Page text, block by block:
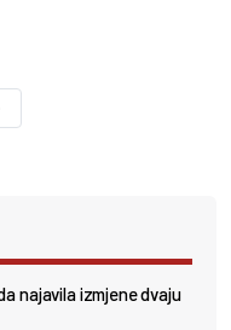
najavila izmjene dvaju